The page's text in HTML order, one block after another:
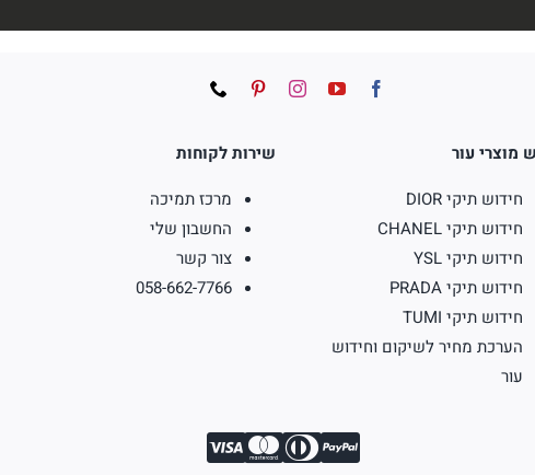
מוצרי עור
חידוש תיקי DIOR
חידוש תיקי CHANEL
חידוש תיקי YSL
חידוש תיקי PRADA
חידוש תיקי TUMI
הערכת מחיר לשיקום וחידוש
עור
שירות לקוחות
מרכז תמיכה
החשבון שלי
צור קשר
058-662-7766